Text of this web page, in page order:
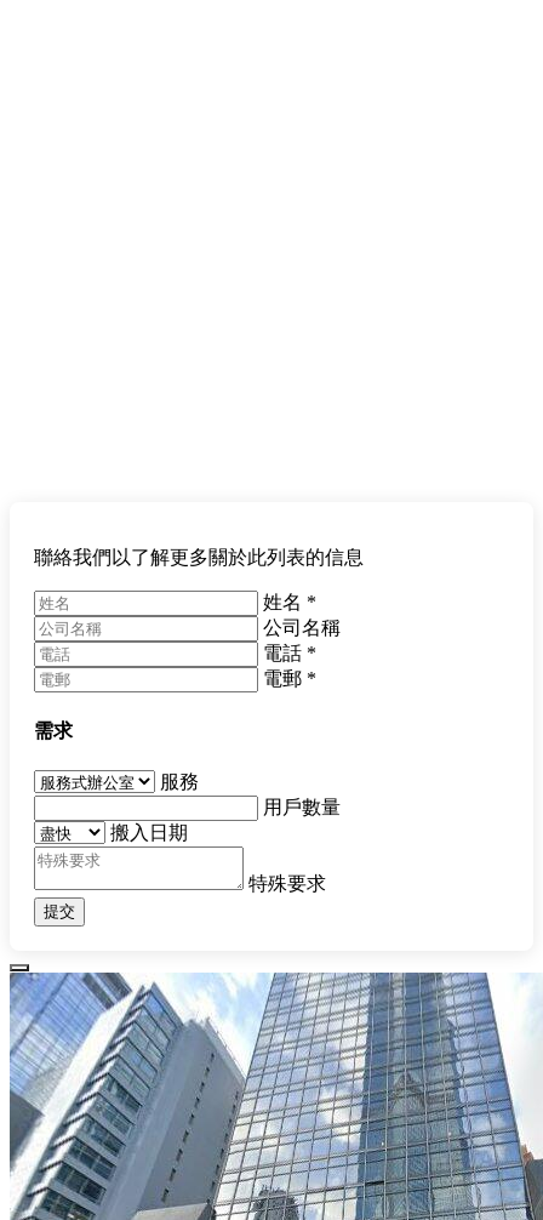
聯絡我們以了解更多關於此列表的信息
姓名 *
公司名稱
電話 *
電郵 *
需求
服務
用戶數量
搬入日期
特殊要求
提交